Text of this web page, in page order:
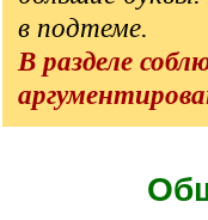
в подтеме.
В разделе